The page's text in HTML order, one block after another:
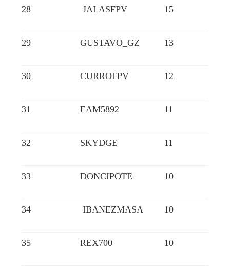
28 JALASFPV 15
29 GUSTAVO_GZ 13
30 CURROFPV 12
31 EAM5892 11
32 SKYDGE 11
33 DONCIPOTE 10
34 IBANEZMASA 10
35 REX700 10